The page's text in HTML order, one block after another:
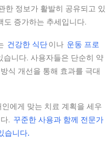
한 정보가 활발히 공유되고 있
도 증가하는 추세입니다.
건강한 식단이나 운동 프로
습니다. 사용자들은 단순히 약
식 개선을 통해 효과를 극대
에게 맞는 치료 계획을 세우
. 꾸준한 사용과 함께 전문가
습니다.